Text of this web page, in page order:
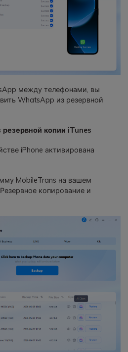
между телефонами, вы
WhatsApp из резервной
копии iTunes
iPhone активирована
MobileTrans на вашем
копирование и